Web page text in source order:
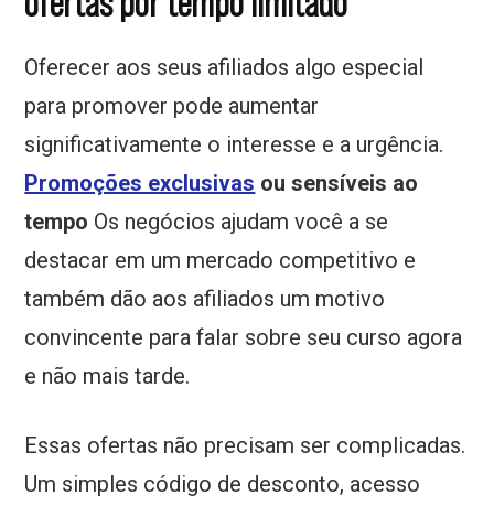
Oferecer aos seus afiliados algo especial
para promover pode aumentar
significativamente o interesse e a urgência.
Promoções exclusivas ou sensíveis ao
tempo Os negócios ajudam você a se
destacar em um mercado competitivo e
também dão aos afiliados um motivo
convincente para falar sobre seu curso agora
e não mais tarde.
Essas ofertas não precisam ser complicadas.
Um simples código de desconto, acesso